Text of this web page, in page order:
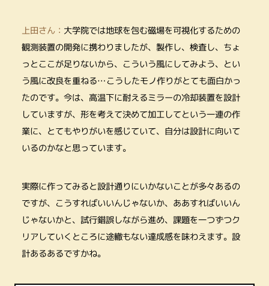
上田さん： 大学院では地球を包む磁場を可視化するための
観測装置の開発に携わりましたが、製作し、検査し、ちょ
っとここが足りないから、こういう風にしてみよう、とい
う風に改良を重ねる…こうしたモノ作りがとても面白かっ
たのです。今は、高温下に耐えるミラーの冷却装置を設計
していますが、形を考えて決めて加工してという一連の作
業に、とてもやりがいを感じていて、自分は設計に向いて
いるのかなと思っています。
実際に作ってみると設計通りにいかないことが多々あるの
ですが、こうすればいいんじゃないか、ああすればいいん
じゃないかと、試行錯誤しながら進め、課題を一つずつク
リアしていくところに途轍もない達成感を味わえます。設
計あるあるですかね。